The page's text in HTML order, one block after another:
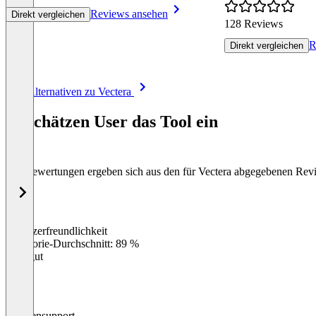
Direkt vergleichen Reviews ansehen
128 Reviews
Direkt vergleichen
Alle Alternativen zu Vectera
So schätzen User das Tool ein
Die Bewertungen ergeben sich aus den für Vectera abgegebenen
Benutzerfreundlichkeit
Kategorie-Durchschnitt: 89 %
Sehr gut